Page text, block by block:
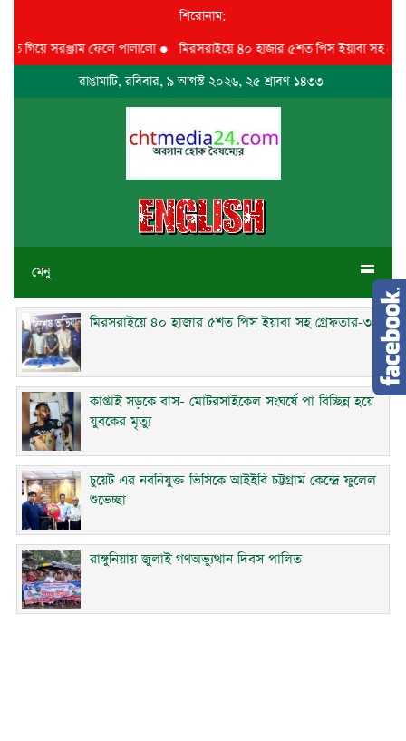
শিরোনাম:
সরঞ্জাম ফেলে পালালো●মিরসরাইয়ে ৪০ হাজার ৫শত পিস ইয়াবা সহ
রাঙামাটি, রবিবার, ৯ আগস্ট ২০২৬, ২৫ শ্রাবণ ১৪৩৩
মেনু
মিরসরাইয়ে ৪০ হাজার ৫শত পিস ইয়াবা সহ গ্রেফতার-৩
কাপ্তাই সড়কে বাস- মোটরসাইকেল সংঘর্ষে পা বিচ্ছিন্ন হয়ে
যুবকের মৃত্যু
চুয়েট এর নবনিযুক্ত ভিসিকে আইইবি চট্টগ্রাম কেন্দ্রে ফুলেল
শুভেচ্ছা
রাঙ্গুনিয়ায় জুলাই গণঅভ্যুত্থান দিবস পালিত